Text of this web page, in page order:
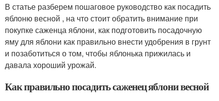
В статье разберем пошаговое руководство как посадить
яблоню весной , на что стоит обратить внимание при
покупке саженца яблони, как подготовить посадочную
яму для яблони как правильно внести удобрения в грунт
и позаботиться о том, чтобы яблонька прижилась и
давала хороший урожай.
Как правильно посадить саженец яблони весной